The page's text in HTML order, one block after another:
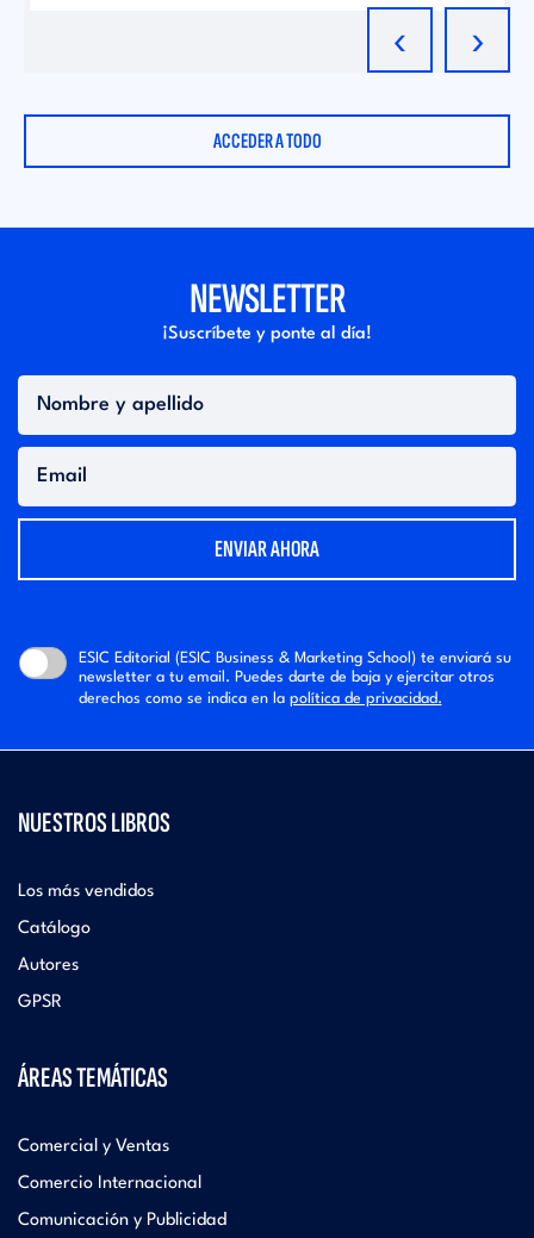
‹ ›
ACCEDER A TODO
NEWSLETTER
¡Suscríbete y ponte al día!
Nombre
y
apellido
Email
ESIC Editorial (ESIC Business & Marketing School) te enviará su
newsletter a tu email. Puedes darte de baja y ejercitar otros
derechos como se indica en la política de privacidad.
NUESTROS LIBROS
Los más vendidos
Catálogo
Autores
GPSR
ÁREAS TEMÁTICAS
Comercial y Ventas
Comercio Internacional
Comunicación y Publicidad